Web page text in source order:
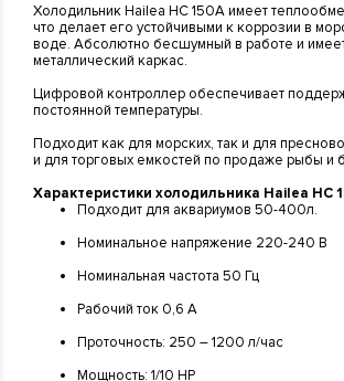
Холодильник Hailea HC 150A имеет
что делает его устойчивыми к коррозии в
воде. Абсолютно бесшумный в работе и
металлический каркас.
Цифровой контроллер обеспечивает
постоянной температуры.
Подходит как для морских, так и для
и для торговых емкостей по продаже рыбы и
Характеристики холодильника Hailea HC
Подходит для аквариумов 50-400л.
Номинальное напряжение 220-240 В
Номинальная частота 50 Гц
Рабочий ток 0,6 А
Проточность: 250 – 1200 л/час
Мощность: 1/10 HP